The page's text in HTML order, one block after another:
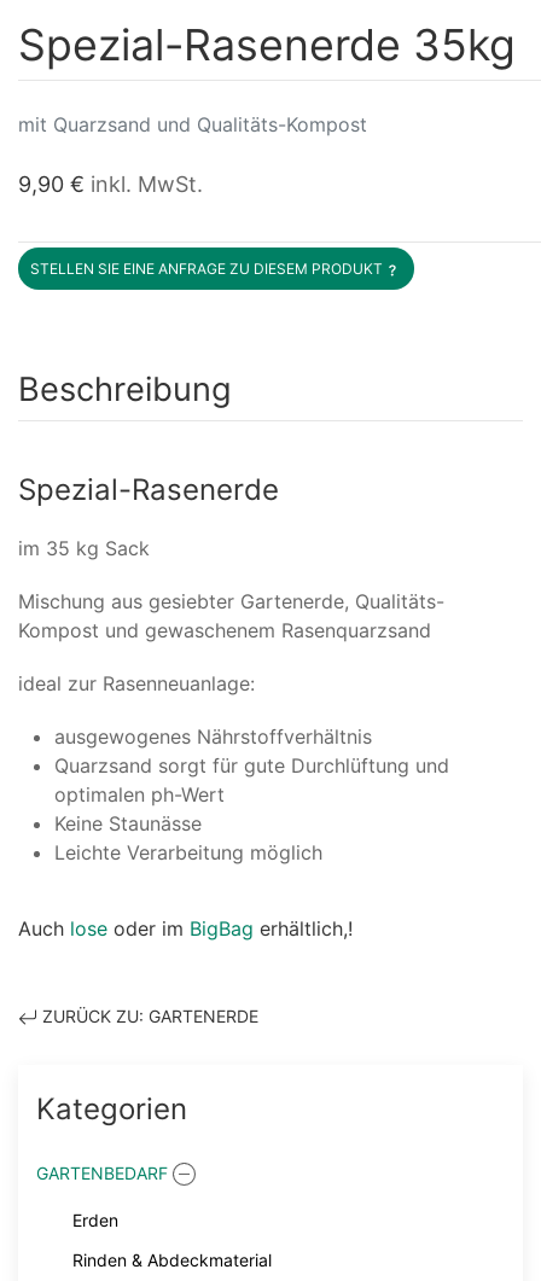
Spezial-Rasenerde 35kg
mit Quarzsand und Qualitäts-Kompost
9,90 € inkl. MwSt.
STELLEN SIE EINE ANFRAGE ZU DIESEM PRODUKT
Beschreibung
Spezial-Rasenerde
im 35 kg Sack
Mischung aus gesiebter Gartenerde, Qualitäts-
Kompost und gewaschenem Rasenquarzsand
ideal zur Rasenneuanlage:
ausgewogenes Nährstoffverhältnis
Quarzsand sorgt für gute Durchlüftung und
optimalen ph-Wert
Keine Staunässe
Leichte Verarbeitung möglich
Auch lose oder im BigBag erhältlich,!
ZURÜCK ZU: GARTENERDE
Kategorien
GARTENBEDARF
Erden
Rinden & Abdeckmaterial